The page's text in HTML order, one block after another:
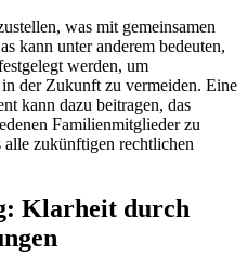
was mit gemeinsamen
kann unter anderem bedeuten,
werden, um
der Zukunft zu vermeiden. Eine
kann dazu beitragen, das
Familienmitglieder zu
alle zukünftigen rechtlichen
Klarheit durch